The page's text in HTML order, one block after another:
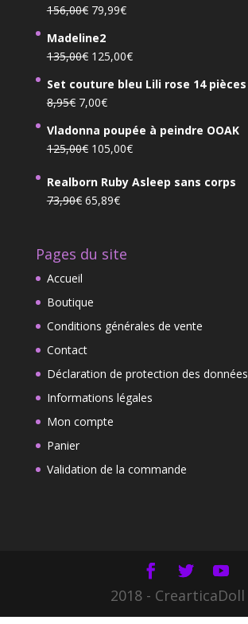
156,00€ Le
initial
était :
156,00€.
79,99€Le
est :
79,99€.
Madeline2
135,00€ Le
initial
était :
135,00€.
125,00€Le
actuel
125,00€.
Set couture bleu Lili rose 14 pièces
8,95€ Le
initial
était :
7,00€Le
actuel
est :
7,00€.
Vladonna poupée à peindre OOAK
125,00€ Le
initial
était :
105,00€Le
actuel
Realborn Ruby Asleep sans corps
73,90€ Le
était :
65,89€Le
est :
Pages du site
Accueil
Boutique
Conditions générales de vente
Contact
Déclaration de protection des données
Informations légales
Mon compte
Panier
Validation de la commande
2018 - CrearticaDoll